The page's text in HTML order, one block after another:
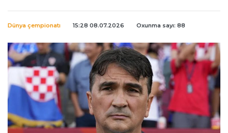
Dünya çempionatı 15:28 08.07.2026 Oxunma sayı: 88